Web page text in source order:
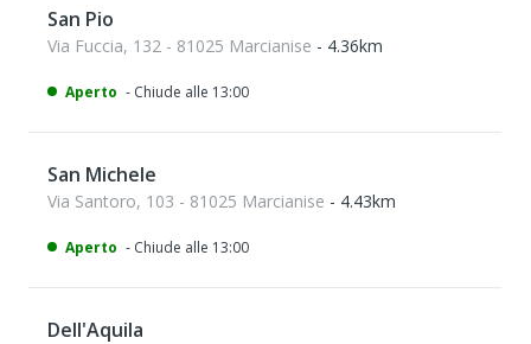
San Pio
Via Fuccia, 132 - 81025 Marcianise - 4.36km
Aperto - Chiude alle 13:00
San Michele
Via Santoro, 103 - 81025 Marcianise - 4.43km
Aperto - Chiude alle 13:00
Dell'Aquila